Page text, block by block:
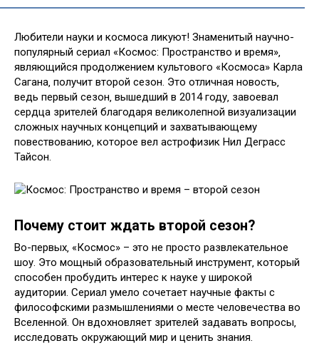
Любители науки и космоса ликуют! Знаменитый научно-
популярный сериал «Космос: Пространство и время»‚
являющийся продолжением культового «Космоса» Карла
Сагана‚ получит второй сезон. Это отличная новость‚
ведь первый сезон‚ вышедший в 2014 году‚ завоевал
сердца зрителей благодаря великолепной визуализации
сложных научных концепций и захватывающему
повествованию‚ которое вел астрофизик Нил Деграсс
Тайсон.
Почему стоит ждать второй сезон?
Во-первых‚ «Космос» – это не просто развлекательное
шоу. Это мощный образовательный инструмент‚ который
способен пробудить интерес к науке у широкой
аудитории. Сериал умело сочетает научные факты с
философскими размышлениями о месте человечества во
Вселенной. Он вдохновляет зрителей задавать вопросы‚
исследовать окружающий мир и ценить знания.